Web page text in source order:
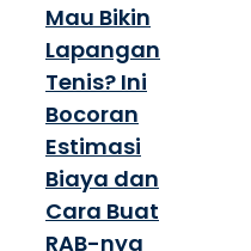
Mau Bikin
Lapangan
Tenis? Ini
Bocoran
Estimasi
Biaya dan
Cara Buat
RAB-nya